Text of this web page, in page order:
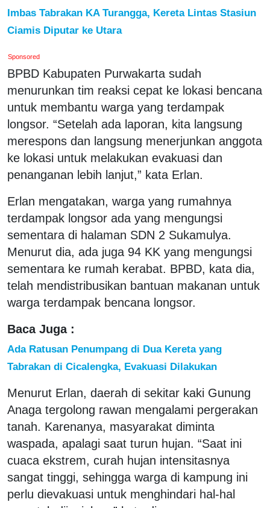
Imbas Tabrakan KA Turangga, Kereta Lintas Stasiun
Ciamis Diputar ke Utara
Sponsored
BPBD Kabupaten Purwakarta sudah
menurunkan tim reaksi cepat ke lokasi bencana
untuk membantu warga yang terdampak
longsor. “Setelah ada laporan, kita langsung
merespons dan langsung menerjunkan anggota
ke lokasi untuk melakukan evakuasi dan
penanganan lebih lanjut,” kata Erlan.
Erlan mengatakan, warga yang rumahnya
terdampak longsor ada yang mengungsi
sementara di halaman SDN 2 Sukamulya.
Menurut dia, ada juga 94 KK yang mengungsi
sementara ke rumah kerabat. BPBD, kata dia,
telah mendistribusikan bantuan makanan untuk
warga terdampak bencana longsor.
Baca Juga :
Ada Ratusan Penumpang di Dua Kereta yang
Tabrakan di Cicalengka, Evakuasi Dilakukan
Menurut Erlan, daerah di sekitar kaki Gunung
Anaga tergolong rawan mengalami pergerakan
tanah. Karenanya, masyarakat diminta
waspada, apalagi saat turun hujan. “Saat ini
cuaca ekstrem, curah hujan intensitasnya
sangat tinggi, sehingga warga di kampung ini
perlu dievakuasi untuk menghindari hal-hal